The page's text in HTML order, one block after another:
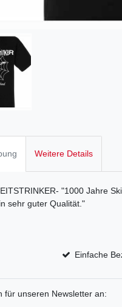
Weitere Details
"1000 Jahre
sehr guter Qualität."
Einfache
für unseren Newsletter an: